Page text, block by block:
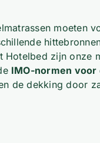
moeten
zijn onze
IMO-normen
de dekking door